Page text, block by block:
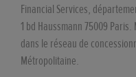
Financial Services,
1 bd Haussmann 75009 Paris.
dans le réseau de
Métropolitaine.